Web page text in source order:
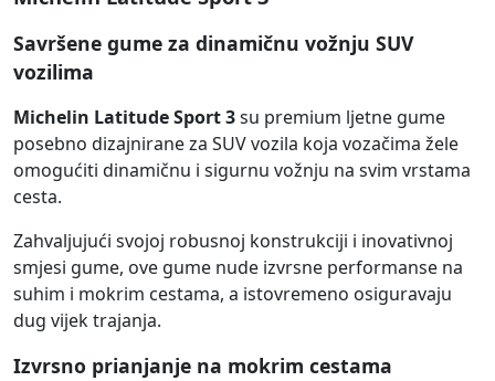
Savršene gume za dinamičnu vožnju SUV
vozilima
Michelin Latitude Sport 3su premium ljetne gume
posebno dizajnirane za SUV vozila koja vozačima žele
omogućiti dinamičnu i sigurnu vožnju na svim vrstama
cesta.
Zahvaljujući svojoj robusnoj konstrukciji i inovativnoj
smjesi gume, ove gume nude izvrsne performanse na
suhim i mokrim cestama, a istovremeno osiguravaju
dug vijek trajanja.
Izvrsno prianjanje na mokrim cestama